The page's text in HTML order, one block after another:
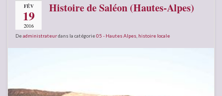
FÉV
19
2016
Histoire de Saléon (Hautes-Alpes)
Deadministrateurdans la catégorie05 - Hautes Alpes, histoire locale